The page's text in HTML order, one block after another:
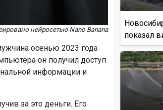
нейросетью Nano Banana
осенью 2023 года
он получил доступ
информации и
за это деньги. Его
показал